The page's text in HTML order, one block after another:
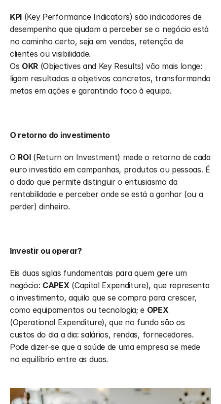
KPI (Key Performance Indicators) são indicadores de
desempenho que ajudam a perceber se o negócio está
no caminho certo, seja em vendas, retenção de
clientes ou visibilidade.
Os OKR (Objectives and Key Results) vão mais longe:
ligam resultados a objetivos concretos, transformando
metas em ações e garantindo foco à equipa.
O retorno do investimento
O ROI (Return on Investment) mede o retorno de cada
euro investido em campanhas, produtos ou pessoas. É
o dado que permite distinguir o entusiasmo da
rentabilidade e perceber onde se está a ganhar (ou a
perder) dinheiro.
Investir ou operar?
Eis duas siglas fundamentais para quem gere um
negócio: CAPEX (Capital Expenditure), que representa
o investimento, aquilo que se compra para crescer,
como equipamentos ou tecnologia; e OPEX
(Operational Expenditure), que no fundo são os
custos do dia a dia: salários, rendas, fornecedores.
Pode dizer-se que a saúde de uma empresa se mede
no equilíbrio entre as duas.